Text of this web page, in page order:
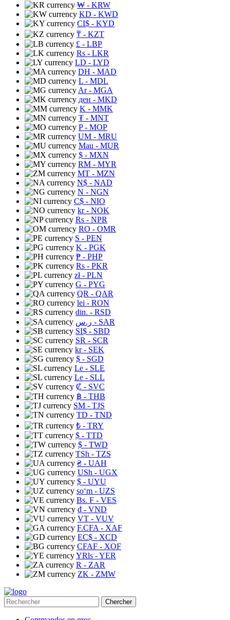
₩ - KRW
KD - KWD
CI$ - KYD
₸ - KZT
£ - LBP
Rs - LKR
LD - LYD
DH - MAD
L - MDL
Ar- MGA
ден - MKD
K - MMK
₮ - MNT
P- MOP
UM - MRU
Mau - MUR
$ - MXN
RM - MYR
MT - MZN
N$ - NAD
N - NGN
C$ - NIO
kr- NOK
Rs - NPR
RO - OMR
S - PEN
K - PGK
₱ - PHP
Rs - PKR
zł- PLN
G - PYG
QR - QAR
lei - RON
din. - RSD
ر.س - SAR
SI$ - SBD
SR - SCR
kr- SEK
$ - SGD
Le - SLE
Le - SLL
₡ - SVC
฿ - THB
ЅМ - TJS
TD - TND
₺ - TRY
$ - TTD
$ - TWD
TSh - TZS
₴ - UAH
USh - UGX
$ - UYU
soʻm - UZS
Bs. F - VES
₫ - VND
VT - VUV
F.CFA - XAF
EC$ - XCD
CFAF - XOF
YRls - YER
R - ZAR
ZK - ZMW
Chercher